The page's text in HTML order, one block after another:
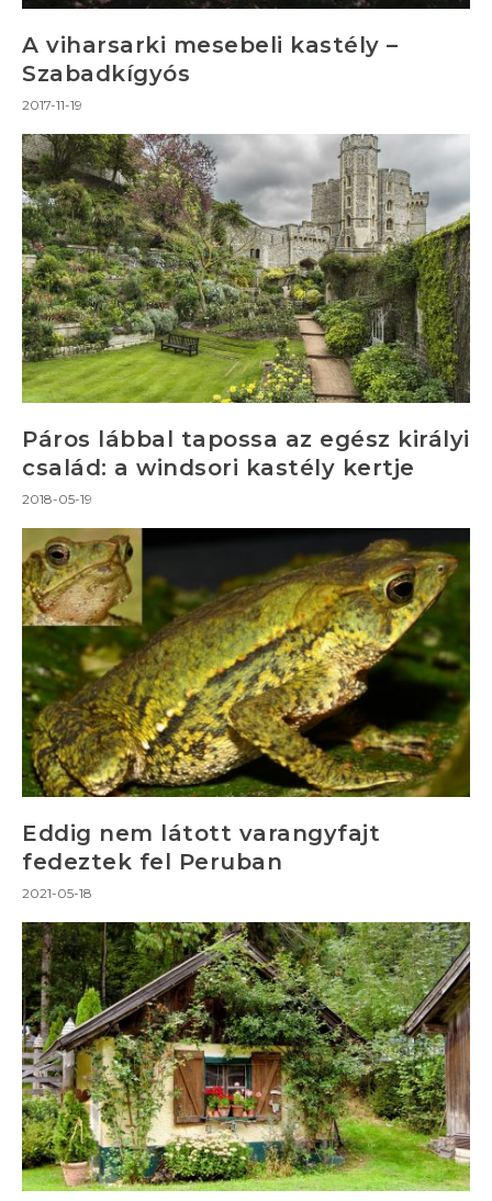
A viharsarki mesebeli kastély –
Szabadkígyós
2017-11-19
Páros lábbal tapossa az egész királyi
család: a windsori kastély kertje
2018-05-19
Eddig nem látott varangyfajt
fedeztek fel Peruban
2021-05-18